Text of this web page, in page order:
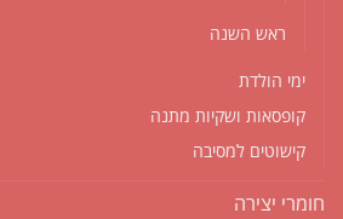
ראש השנה
ימי הולדת
קופסאות ושקיות מתנה
קישוטים למסיבה
חומרי יצירה